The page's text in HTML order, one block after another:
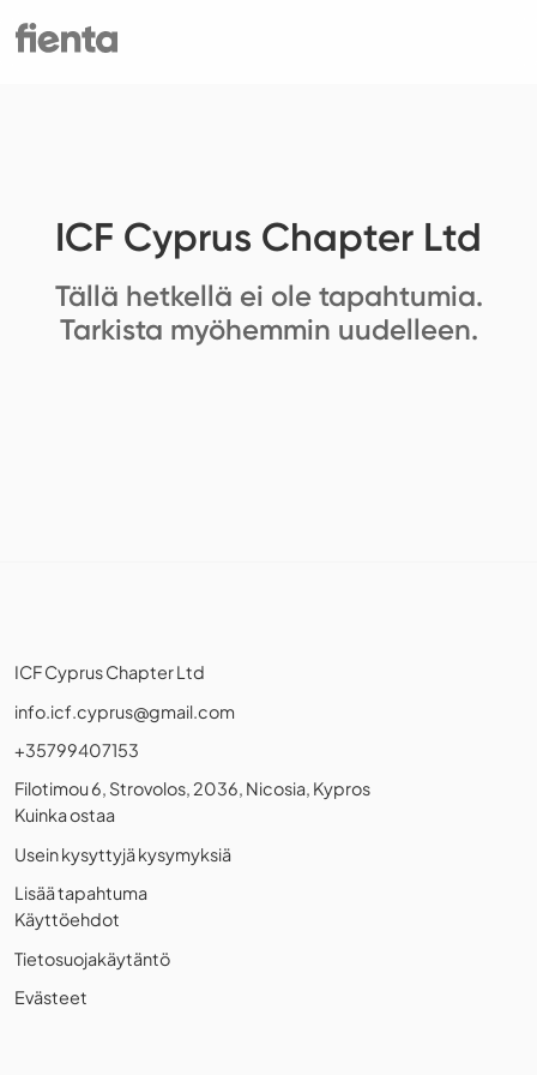
ICF Cyprus Chapter Ltd
Tällä hetkellä ei ole tapahtumia.
Tarkista myöhemmin uudelleen.
ICF Cyprus Chapter Ltd
info.icf.cyprus@gmail.com
+35799407153
Filotimou 6, Strovolos, 2036, Nicosia, Kypros
Kuinka ostaa
Usein kysyttyjä kysymyksiä
Lisää tapahtuma
Käyttöehdot
Tietosuojakäytäntö
Evästeet